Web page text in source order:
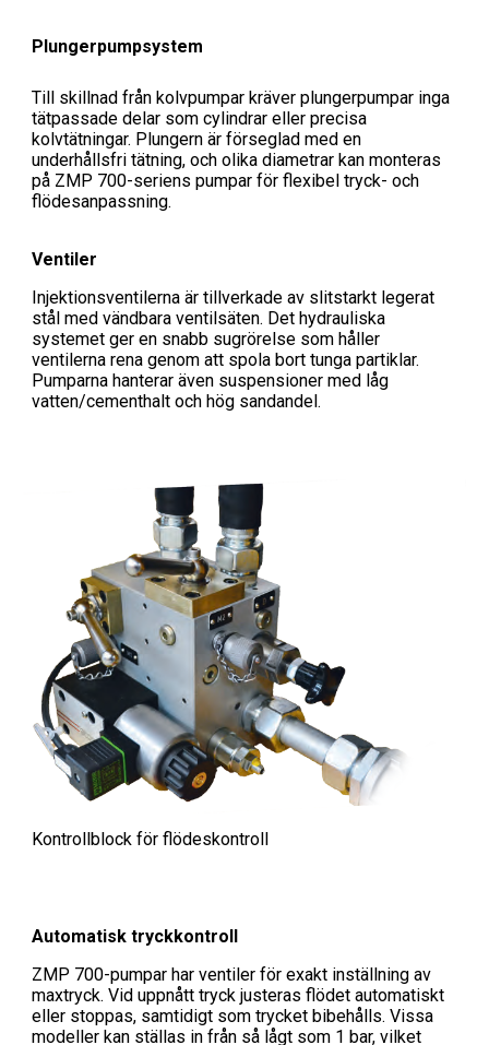
Plungerpumpsystem
Till skillnad från kolvpumpar kräver plungerpumpar inga
tätpassade delar som cylindrar eller precisa
kolvtätningar. Plungern är förseglad med en
underhållsfri tätning, och olika diametrar kan monteras
på ZMP 700-seriens pumpar för flexibel tryck- och
flödesanpassning.
Ventiler
Injektionsventilerna är tillverkade av slitstarkt legerat
stål med vändbara ventilsäten. Det hydrauliska
systemet ger en snabb sugrörelse som håller
ventilerna rena genom att spola bort tunga partiklar.
Pumparna hanterar även suspensioner med låg
vatten/cementhalt och hög sandandel.
Kontrollblock för flödeskontroll
Automatisk tryckkontroll
ZMP 700-pumpar har ventiler för exakt inställning av
maxtryck. Vid uppnått tryck justeras flödet automatiskt
eller stoppas, samtidigt som trycket bibehålls. Vissa
modeller kan ställas in från så lågt som 1 bar, vilket